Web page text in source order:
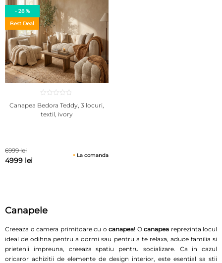
- 28 %
Best Deal
Canapea Bedora Teddy, 3 locuri,
textil, ivory
6999 lei
4999 lei
La comanda
Canapele
Creeaza o camera primitoare cu o canapea! O canapea reprezinta locul
ideal de odihna pentru a dormi sau pentru a te relaxa, aduce familia si
prietenii impreuna, creeaza spatiu pentru socializare. Ca in cazul
oricaror achizitii de elemente de design interior, este esential sa stii